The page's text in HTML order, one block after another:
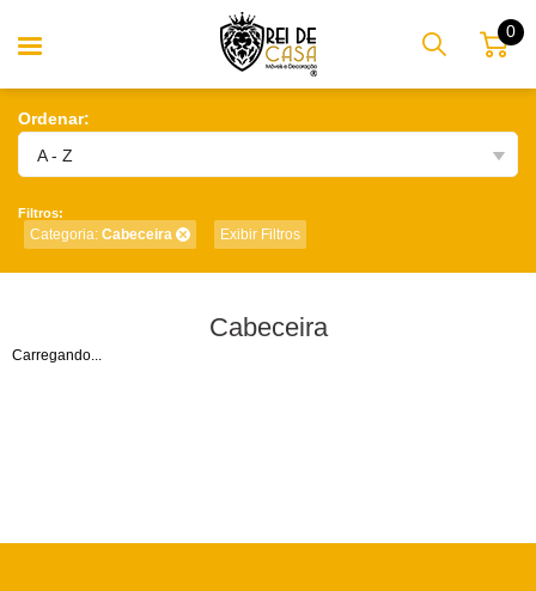
0
Ordenar:
A - Z
Filtros:
Categoria: Cabeceira Exibir Filtros
Cabeceira
Carregando...